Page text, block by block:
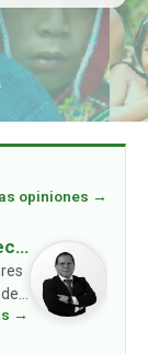
opiniones →
→